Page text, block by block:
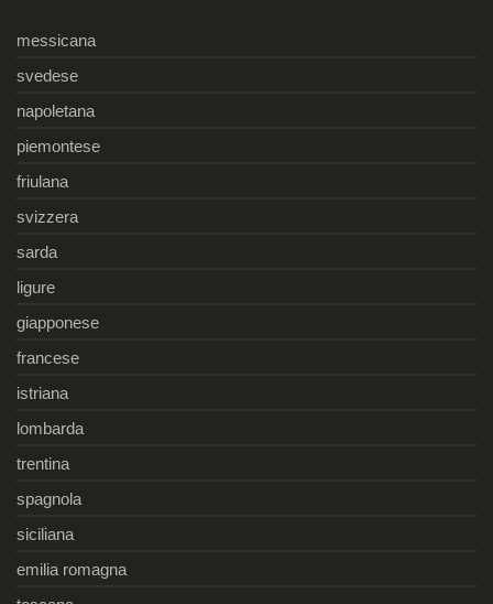
messicana
svedese
napoletana
piemontese
friulana
svizzera
sarda
ligure
giapponese
francese
istriana
lombarda
trentina
spagnola
siciliana
emilia romagna